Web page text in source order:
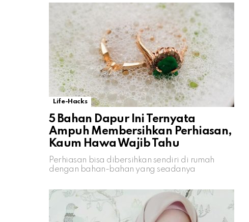
Life-Hacks
5 Bahan Dapur Ini Ternyata
Ampuh Membersihkan Perhiasan,
Kaum Hawa Wajib Tahu
Perhiasan bisa dibersihkan sendiri di rumah
dengan bahan-bahan yang seadanya